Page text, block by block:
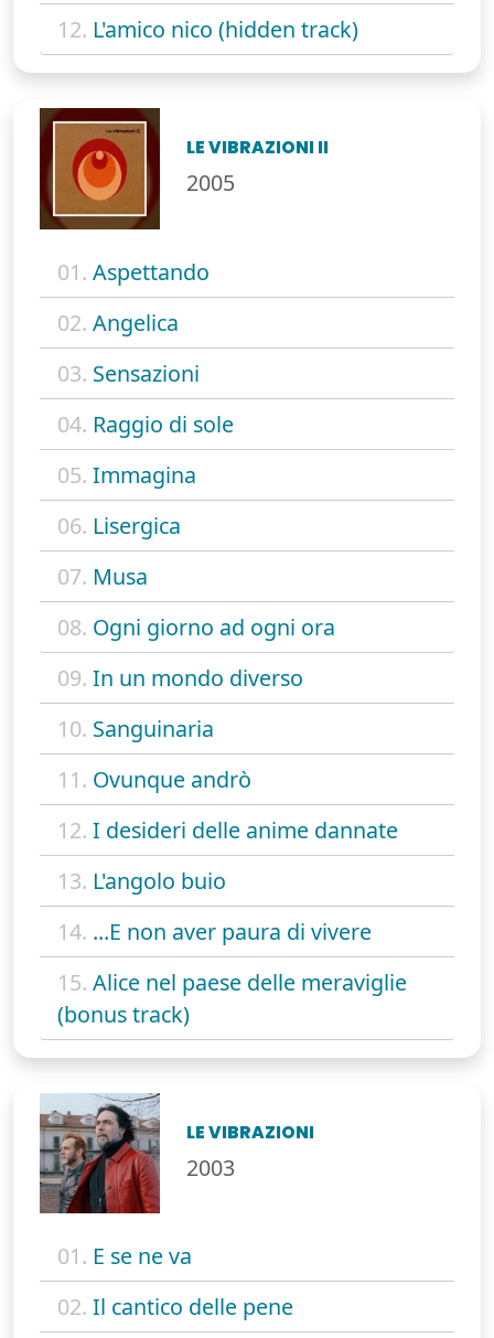
12. L'amico nico (hidden track)
LE VIBRAZIONI II
2005
01. Aspettando
02. Angelica
03. Sensazioni
04. Raggio di sole
05. Immagina
06. Lisergica
07. Musa
08. Ogni giorno ad ogni ora
09. In un mondo diverso
10. Sanguinaria
11. Ovunque andrò
12. I desideri delle anime dannate
13. L'angolo buio
14. ...E non aver paura di vivere
15. Alice nel paese delle meraviglie
(bonus track)
LE VIBRAZIONI
2003
01. E se ne va
02. Il cantico delle pene